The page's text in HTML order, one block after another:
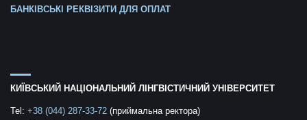
БАНКІВСЬКІ РЕКВІЗИТИ ДЛЯ ОПЛАТ
КИЇВСЬКИЙ НАЦІОНАЛЬНИЙ ЛІНГВІСТИЧНИЙ УНІВЕРСИТЕТ
Tel: +38 (044) 287-33-72 (приймальна ректора)